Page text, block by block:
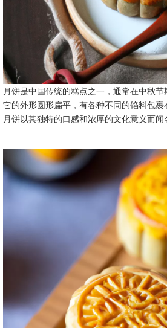
月饼是中国传统的糕点之一，通常在中秋节
它的外形圆形扁平，有各种不同的馅料包裹
月饼以其独特的口感和浓厚的文化意义而闻